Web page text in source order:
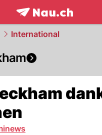
frontpage.NAU.ch
International